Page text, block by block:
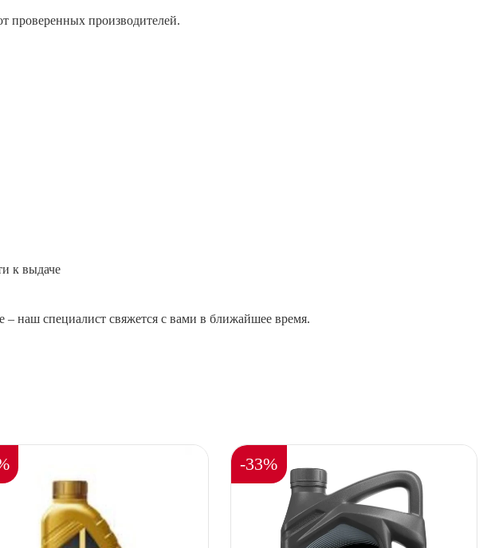
проверенных производителей.
к выдаче
– наш специалист свяжется с вами в ближайшее время.
-33%